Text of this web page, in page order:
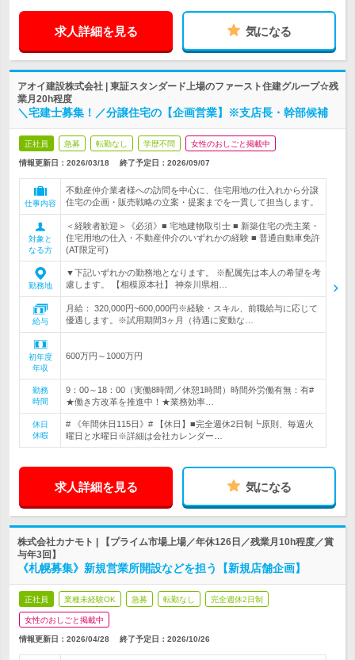
求人詳細を見る 気になる
アオイ建設株式会社 | 東証スタンダード上場のファースト住建グループ☆残
業月20h程度
＼宅建士募集！／分譲住宅の【企画営業】※支店長・幹部候補
正社員 急募 転勤なし 学歴不問 女性のおしごと掲載中
情報更新日：2026/03/18 終了予定日： 2026/09/07
仕事内容
不動産仲介業者様への訪問を中心に、住宅用地の仕入れから分譲
住宅の企画・販売戦略の立案・提案までを一貫して担当します。
対象と
なる方
＜経験者歓迎＞《必須》■ 宅地建物取引士 ■ 新築住宅の売主業・
住宅用地の仕入・不動産仲介のいずれかの経験 ■ 普通自動車免許
(AT限定可)
勤務地
▼下記いずれかの勤務地となります。 ※配属先は本人の希望を考
慮します。 【相模原本社】 神奈川県相…
給与
月給： 320,000円~600,000円※経験・スキル、前職給与に応じて
優遇します。※試用期間3ヶ月（待遇に変動な…
初年度
年収
600万円～1000万円
勤務
時間
9：00～18：00（実働8時間／休憩1時間）時間外労働有無：有#
★働き方改革を推進中！★業務効率…
休日
休暇
# 《年間休日115日》# 【休日】■完全週休2日制┗原則、毎週火
曜日と水曜日※詳細は会社カレンダー…
求人詳細を見る 気になる
株式会社カナモト | 【プライム市場上場／年休126日／残業月10h程度／賞
与年3回】
《札幌募集》新規営業所開設などを担う【新規店舗企画】
正社員 業種未経験OK 急募 転勤なし 完全週休2日制
女性のおしごと掲載中
情報更新日：2026/04/28 終了予定日： 2026/10/26